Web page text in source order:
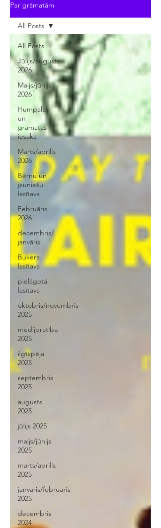
Par grāmatām
All Posts
Jūlijs/augusts
2026
Maijs/jūnijs
2026
Humpalas
un
grāmatas
iesaka
Marts/aprīlis
2026
Bērnu un
jauniešu
lasītava
Februāris
2026
decembris/
janvāris
Bukera
lasītava
pielāgotā
lasītava
oktobris/novembris
2025
medijpratība
2025
ilgtspēja
2025
septembris
2025
augusts
2025
jūlijs 2025
maijs/jūnijs
2025
marts/aprīlis
2025
janvāris/februāris
2025
decembris
2024
All Posts